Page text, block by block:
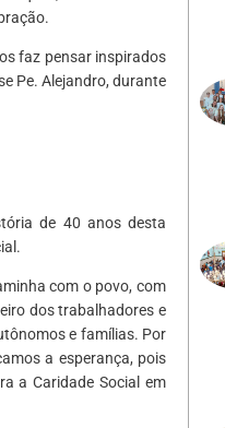
faz pensar inspirados
Pe. Alejandro, durante
de 40 anos desta
com o povo, com
dos trabalhadores e
e famílias. Por
a esperança, pois
a Caridade Social em